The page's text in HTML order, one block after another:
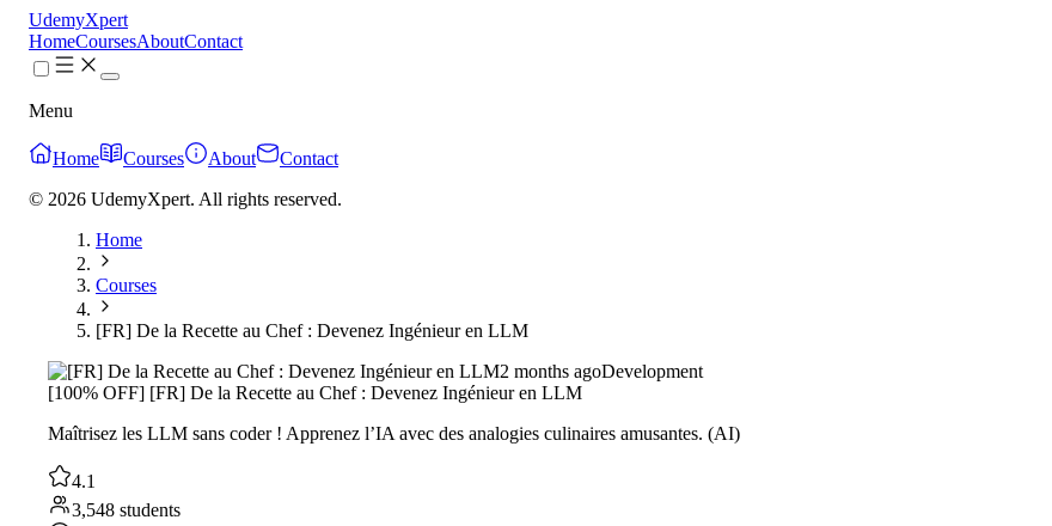
UdemyXpert
HomeCoursesAboutContact
Menu
Home Courses About
Contact
© 2026 UdemyXpert. All rights reserved.
Home
Courses
[FR] De la Recette au Chef : Devenez Ingénieur en LLM
2 months agoDevelopment
[100% OFF] [FR] De la Recette au Chef : Devenez Ingénieur en LLM
Maîtrisez les LLM sans coder ! Apprenez l’IA avec des analogies culinaires amusantes. (AI)
4.1
3,548 students